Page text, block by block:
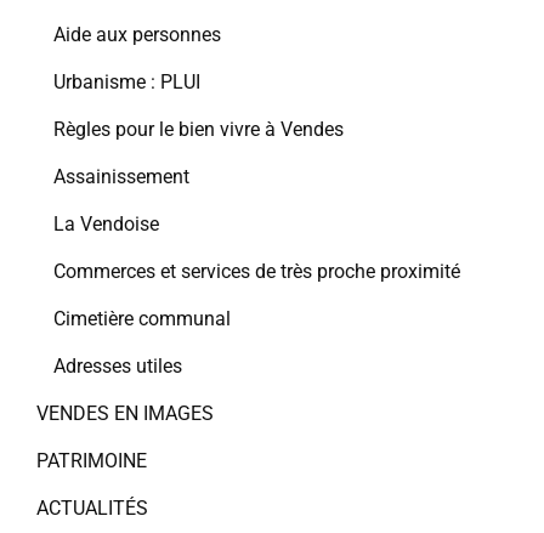
Aide aux personnes
Urbanisme : PLUI
Règles pour le bien vivre à Vendes
Assainissement
La Vendoise
Commerces et services de très proche proximité
Cimetière communal
Adresses utiles
VENDES EN IMAGES
PATRIMOINE
ACTUALITÉS